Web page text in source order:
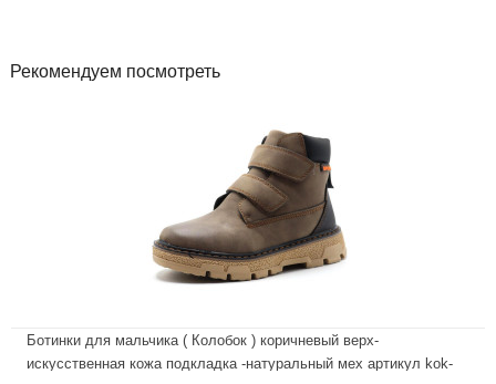
Рекомендуем посмотреть
Ботинки для мальчика ( Колобок ) коричневый верх-
искусственная кожа подкладка -натуральный мех артикул kok-